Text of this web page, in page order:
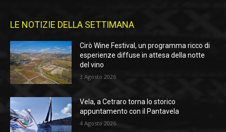
LE NOTIZIE DELLA SETTIMANA
Cirò Wine Festival, un programma ricco di
esperienze diffuse in attesa della notte
del vino
3 Agosto 2026
Vela, a Cetraro torna lo storico
appuntamento con il Pantavela
4 Agosto 2026